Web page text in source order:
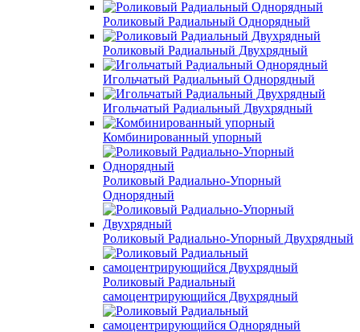
Роликовый Радиальный Однорядный
Роликовый Радиальный Двухрядный
Игольчатый Радиальный Однорядный
Игольчатый Радиальный Двухрядный
Комбинированный упорный
Роликовый Радиально-Упорный
Однорядный
Роликовый Радиально-Упорный Двухрядный
Роликовый Радиальный
самоцентрирующийся Двухрядный